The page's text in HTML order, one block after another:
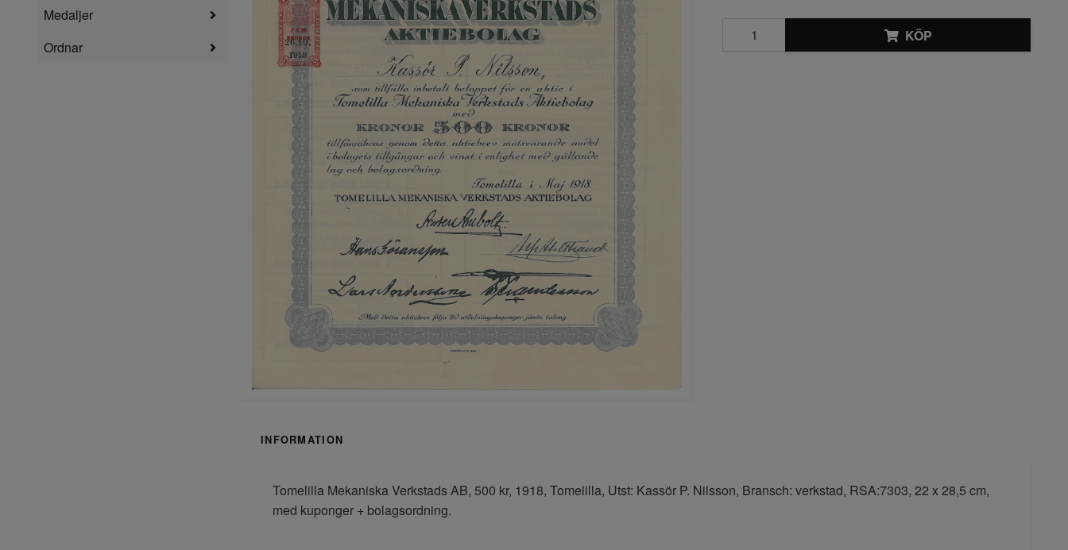
Medaljer
Ordnar
KÖP
INFORMATION
Tomelilla Mekaniska Verkstads AB, 500 kr, 1918, Tomelilla, Utst: Kassör P. Nilsson, Bransch: verkstad, RSA:7303, 22 x 28,5 cm,
med kuponger + bolagsordning.